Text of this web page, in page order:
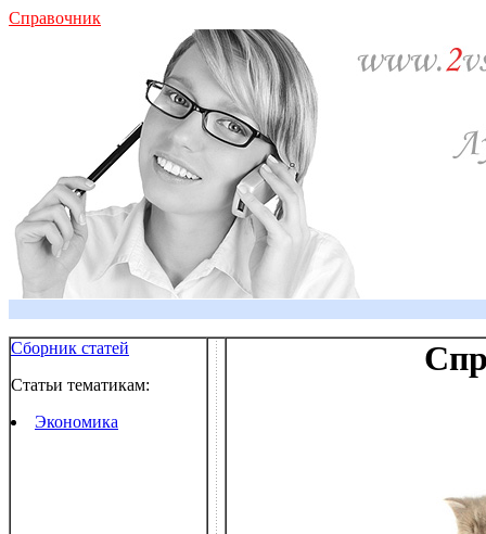
Справочник
Сборник статей
Статьи тематикам:
Экономика